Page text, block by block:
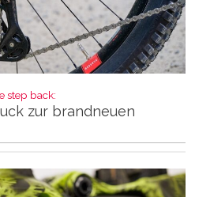
step back:
zur brandneuen